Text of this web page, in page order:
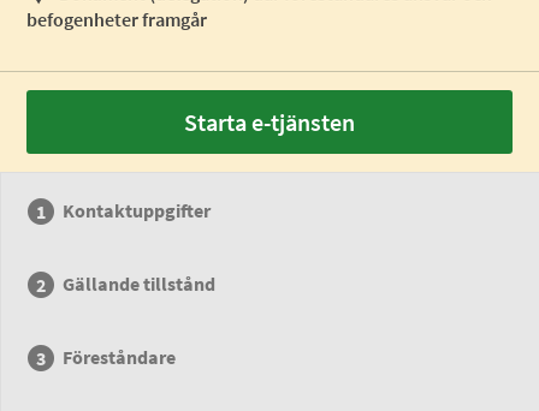
befogenheter framgår
Starta e-tjänsten
Kontaktuppgifter
Gällande tillstånd
Föreståndare